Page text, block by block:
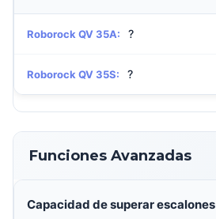
Roborock QV 35A: ?
Roborock QV 35S: ?
Funciones Avanzadas
Capacidad de superar escalones